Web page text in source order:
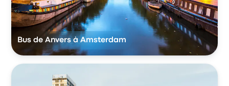
Bus de Anvers à Amsterdam